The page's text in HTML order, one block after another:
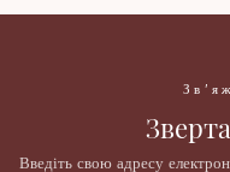
Введіть свою адресу